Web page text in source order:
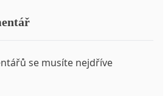
se musíte nejdříve